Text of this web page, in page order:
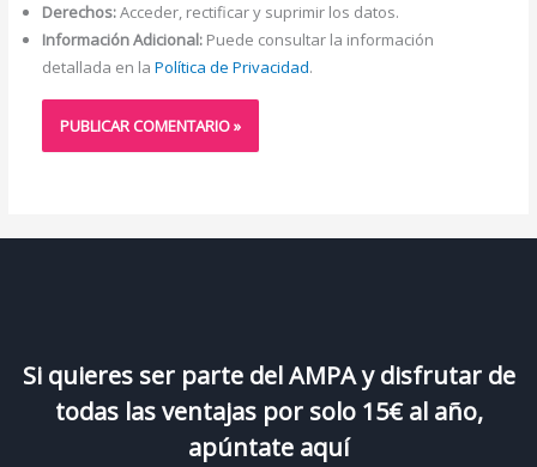
Derechos:Acceder, rectificar y suprimir los datos.
Información Adicional:Puede consultar la información
detallada en la Política de Privacidad.
Si quieres ser parte del AMPA y disfrutar de
todas las ventajas por solo 15€ al año,
apúntate aquí